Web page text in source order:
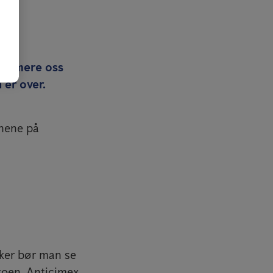
oss
er over.
på
bør man se